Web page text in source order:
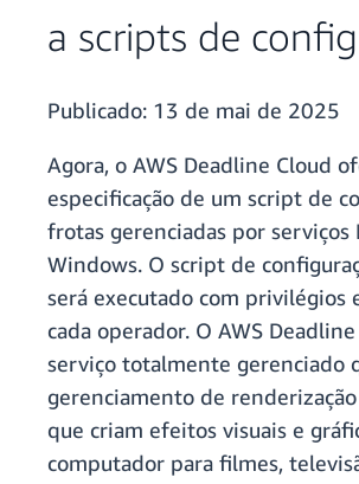
a scripts de
Publicado: 13 de mai de 2025
Agora, o AWS Deadline Cloud
especificação de um script de
frotas gerenciadas por serviços
Windows. O script de
será executado com privilégios
cada operador. O AWS
serviço totalmente gerenciado
gerenciamento de
que criam efeitos visuais e
computador para filmes,